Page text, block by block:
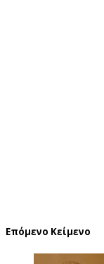
Επόμενο Κείμενο